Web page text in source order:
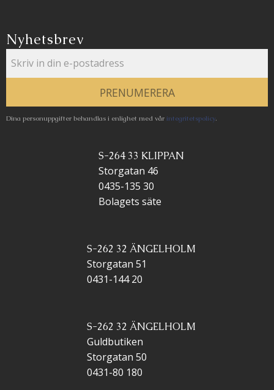
Nyhetsbrev
PRENUMERERA
Dina personuppgifter behandlas i enlighet med vår integritetspolicy.
S-264 33 KLIPPAN
Storgatan 46
0435-135 30
Bolagets säte
S-262 32 ÄNGELHOLM
Storgatan 51
0431-144 20
S-262 32 ÄNGELHOLM
Guldbutiken
Storgatan 50
0431-80 180